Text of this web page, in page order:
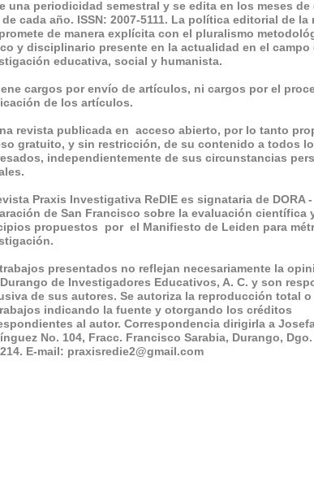
una periodicidad semestral y se edita en los meses de
cada año. ISSN: 2007-5111. La política editorial de la
de manera explícita con el pluralismo
y disciplinario presente en la actualidad en el campo
educativa, social y humanista.
cargos por envío de artículos, ni cargos por el
de los artículos.
revista publicada en acceso abierto, por lo tanto
gratuito, y sin restricción, de su contenido a todos
independientemente de sus circunstancias
Praxis Investigativa ReDIE es signataria de DORA -
de San Francisco sobre la evaluación científica
propuestos por el Manifiesto de Leiden para
presentados no reflejan necesariamente la
de Investigadores Educativos, A. C. y son
de sus autores. Se autoriza la reproducción total
indicando la fuente y otorgando los créditos
al autor. Correspondencia dirigirla a
No. 104, Fracc. Francisco Sarabia, Durango,
E-mail: praxisredie2@gmail.com